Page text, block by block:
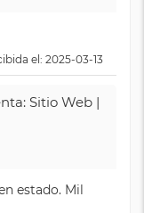
el: 2025-03-13
Sitio Web |
estado. Mil